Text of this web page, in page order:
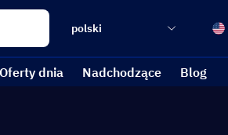
polski
Oferty dnia Nadchodzące Blog